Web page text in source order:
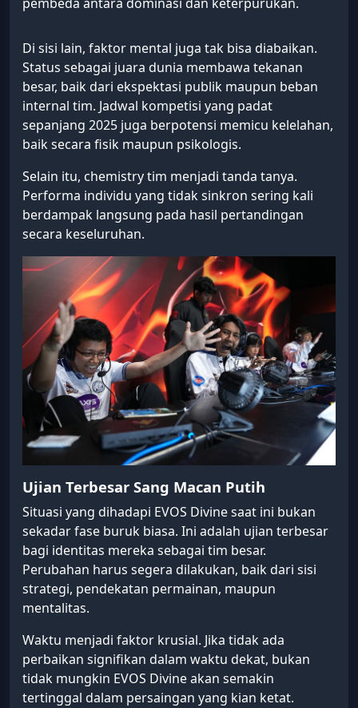
Di sisi lain, faktor mental juga tak bisa diabaikan.
Status sebagai juara dunia membawa tekanan
besar, baik dari ekspektasi publik maupun beban
internal tim. Jadwal kompetisi yang padat
sepanjang 2025 juga berpotensi memicu kelelahan,
baik secara fisik maupun psikologis.
Selain itu, chemistry tim menjadi tanda tanya.
Performa individu yang tidak sinkron sering kali
berdampak langsung pada hasil pertandingan
secara keseluruhan.
Ujian Terbesar Sang Macan Putih
Situasi yang dihadapi EVOS Divine saat ini bukan
sekadar fase buruk biasa. Ini adalah ujian terbesar
bagi identitas mereka sebagai tim besar.
Perubahan harus segera dilakukan, baik dari sisi
strategi, pendekatan permainan, maupun
mentalitas.
Waktu menjadi faktor krusial. Jika tidak ada
perbaikan signifikan dalam waktu dekat, bukan
tidak mungkin EVOS Divine akan semakin
tertinggal dalam persaingan yang kian ketat.